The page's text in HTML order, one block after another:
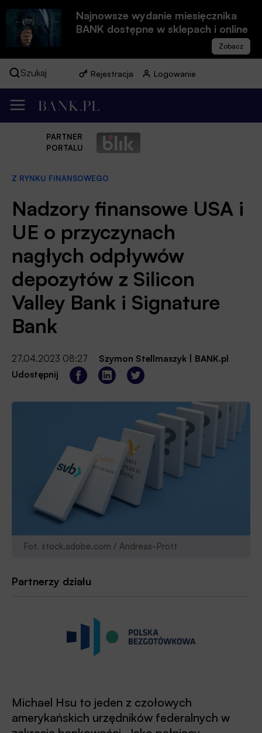
Najnowsze wydanie miesięcznika
BANK dostępne w sklepach i online
Szukaj Rejestracja Logowanie
PARTNER
PORTALU
Z RYNKU FINANSOWEGO
Nadzory finansowe USA i
UE o przyczynach
nagłych odpływów
depozytów z Silicon
Valley Bank i Signature
Bank
27.04.2023 08:27 Szymon Stellmaszyk
BANK.pl
Udostępnij
Fot. stock.adobe.com / Andreas-Prott
Partnerzy działu
Michael Hsu to jeden z czołowych
amerykańskich urzędników federalnych w